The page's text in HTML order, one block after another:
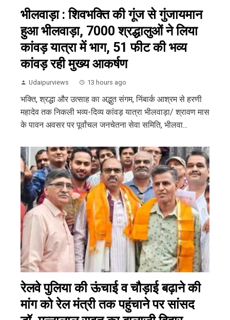
भीलवाड़ा : शिवभक्ति की गूंज से गुंजायमान
हुआ भीलवाड़ा, 7000 श्रद्धालुओं ने लिया
कांवड़ यात्रा में भाग, 51 फीट की भव्य
कांवड़ रही मुख्य आकर्षण
Udaipurviews 13 hours ago
भक्ति, श्रद्धा और उत्साह का अद्भुत संगम, निंबार्क आश्रम से हरणी
महादेव तक निकली भव्य-दिव्य कांवड़ यात्रा भीलवाड़ा/ श्रावण मास
के पावन अवसर पर पूर्वांचल जनचेतना सेवा समिति, भीलवा...
रेलवे पुलिया की ऊंचाई व चौड़ाई बढ़ाने की
मांग को रेल मंत्री तक पहुंचाने पर सांसद